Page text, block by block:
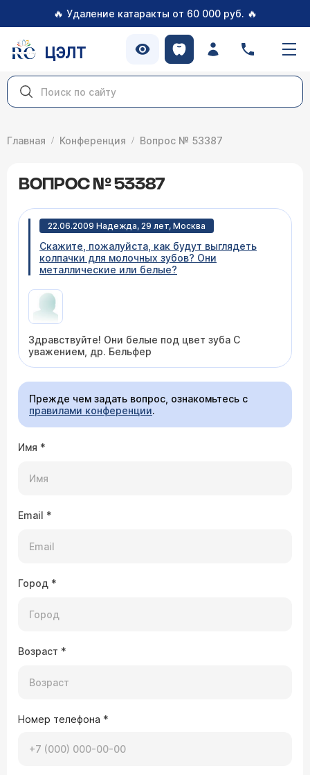
🔥 Удаление катаракты от 60 000 руб. 🔥
ЦЭЛТ
Главная Конференция Вопрос № 53387
ВОПРОС № 53387
22.06.2009 Надежда, 29 лет, Москва
Скажите, пожалуйста, как будут выглядеть
колпачки для молочных зубов? Они
металлические или белые?
Здравствуйте! Они белые под цвет зуба С
уважением, др. Бельфер
Прежде чем задать вопрос, ознакомьтесь с
правилами конференции.
Имя *
Email *
Город *
Возраст *
Номер телефона *